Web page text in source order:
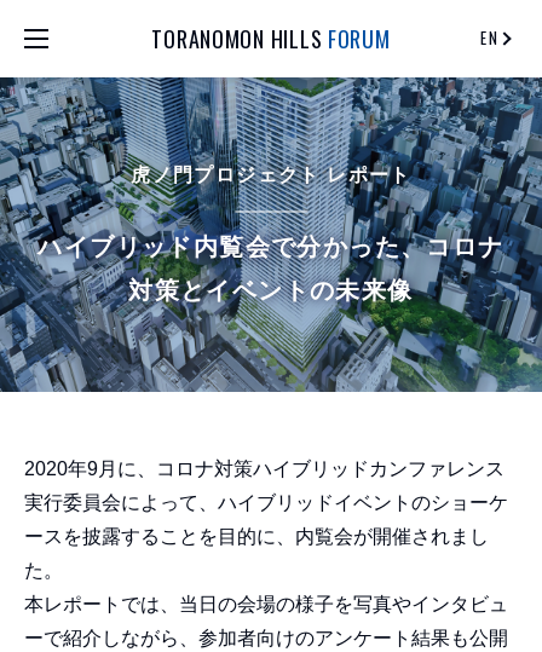
EN
TORANOMON HILLS FORUM
虎ノ門プロジェクト レポート
ハイブリッド内覧会で分かった、コロナ
対策とイベントの未来像
2020年9月に、コロナ対策ハイブリッドカンファレンス
実行委員会によって、ハイブリッドイベントのショーケ
ースを披露することを目的に、内覧会が開催されまし
た。
本レポートでは、当日の会場の様子を写真やインタビュ
ーで紹介しながら、参加者向けのアンケート結果も公開